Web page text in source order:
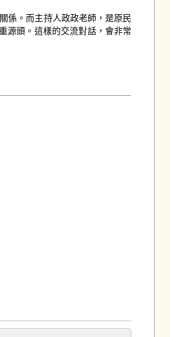
係。而主持人政政老師，是原民
源頭。這樣的交流對話，會非常